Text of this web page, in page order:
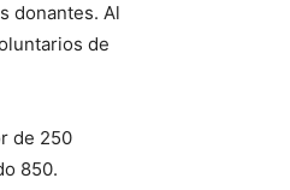
donantes. Al
de
de 250
850.